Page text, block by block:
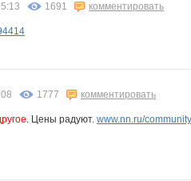
1691 комментировать
1777 комментировать
. Цены радуют. www.nn.ru/